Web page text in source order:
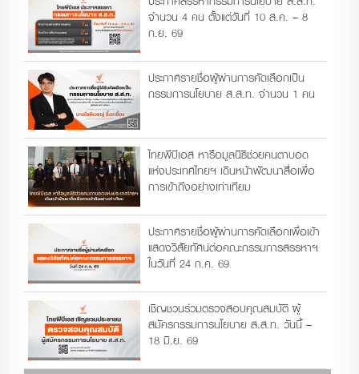
จำนวน 4 คน ตั้งแต่วันที่ 10 ส.ค. – 8
ก.ย. 69
ประกาศรายชื่อผู้ผ่านการคัดเลือกเป็น
กรรมการนโยบาย ส.ส.ท. จำนวน 1 คน
ไทยพีบีเอส หารือมูลนิธิช่วยคนตาบอด
แห่งประเทศไทยฯ เดินหน้าพัฒนาสื่อเพื่อ
การเข้าถึงอย่างเท่าเทียม
ประกาศรายชื่อผู้ผ่านการคัดเลือกเพื่อเข้า
แสดงวิสัยทัศน์ต่อคณะกรรมการสรรหาฯ
ในวันที่ 24 ก.ค. 69
เชิญชวนร่วมตรวจสอบคุณสมบัติ ผู้
สมัครกรรมการนโยบาย ส.ส.ท. วันนี้ –
18 มิ.ย. 69